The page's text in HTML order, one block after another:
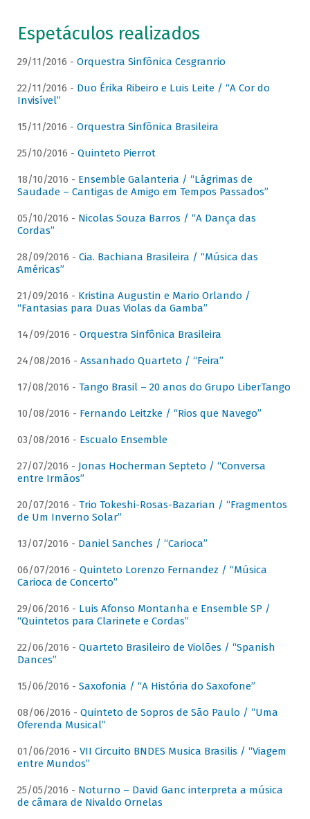
Espetáculos realizados
29/11/2016 - Orquestra Sinfônica Cesgranrio
22/11/2016 - Duo Érika Ribeiro e Luis Leite / “A Cor do
Invisível”
15/11/2016 - Orquestra Sinfônica Brasileira
25/10/2016 - Quinteto Pierrot
18/10/2016 - Ensemble Galanteria / “Lágrimas de
Saudade – Cantigas de Amigo em Tempos Passados”
05/10/2016 - Nicolas Souza Barros / “A Dança das
Cordas”
28/09/2016 - Cia. Bachiana Brasileira / “Música das
Américas”
21/09/2016 - Kristina Augustin e Mario Orlando /
“Fantasias para Duas Violas da Gamba”
14/09/2016 - Orquestra Sinfônica Brasileira
24/08/2016 - Assanhado Quarteto / “Feira”
17/08/2016 - Tango Brasil – 20 anos do Grupo LiberTango
10/08/2016 - Fernando Leitzke / “Rios que Navego”
03/08/2016 - Escualo Ensemble
27/07/2016 - Jonas Hocherman Septeto / “Conversa
entre Irmãos”
20/07/2016 - Trio Tokeshi-Rosas-Bazarian / “Fragmentos
de Um Inverno Solar”
13/07/2016 - Daniel Sanches / “Carioca”
06/07/2016 - Quinteto Lorenzo Fernandez / “Música
Carioca de Concerto”
29/06/2016 - Luis Afonso Montanha e Ensemble SP /
“Quintetos para Clarinete e Cordas”
22/06/2016 - Quarteto Brasileiro de Violões / “Spanish
Dances”
15/06/2016 - Saxofonia / “A História do Saxofone”
08/06/2016 - Quinteto de Sopros de São Paulo / “Uma
Oferenda Musical”
01/06/2016 - VII Circuito BNDES Musica Brasilis / “Viagem
entre Mundos”
25/05/2016 - Noturno – David Ganc interpreta a música
de câmara de Nivaldo Ornelas